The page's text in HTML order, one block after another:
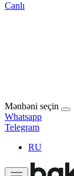
Canlı
Mənbəni seçin
Whatsapp
Telegram
RU